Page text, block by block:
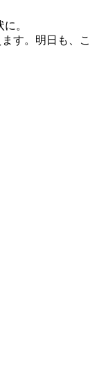
。
す。明日も、こ